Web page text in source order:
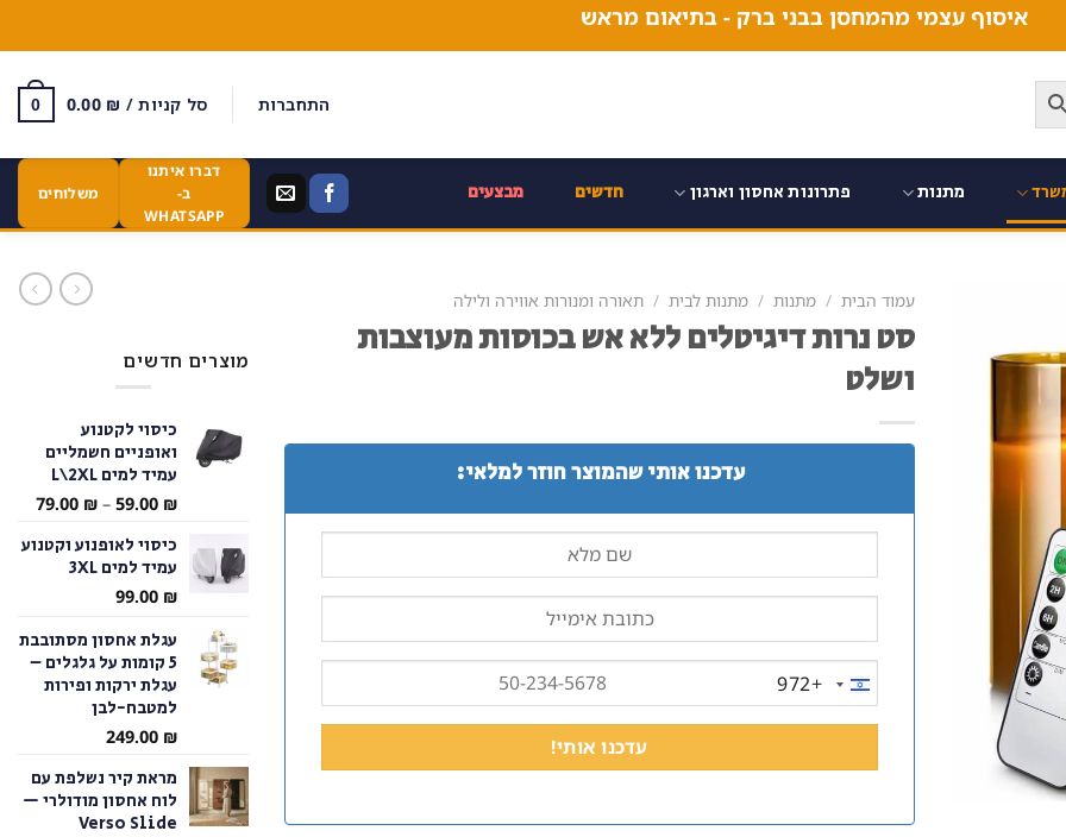
איסוף עצמי מהמחסן בבני ברק - בתיאום מראש
התחברות סל קניות / 0.00 ₪
0
מתנות פתרונות אחסון וארגון חדשים מבצעים
דברו איתנו
ב-
WHATSAPP
משלוחים
עמוד הבית / מתנות / מתנות לבית / תאורה ומנורות אווירה ולילה
סט נרות דיגיטלים ללא אש בכוסות מעוצבות
ושלט
עדכנו אותי שהמוצר חוזר למלאי:
ISRAEL
+972
+972
מוצרים חדשים
כיסוי לקטנוע
ואופניים חשמליים
עמיד למים L\2XL
59.00 ₪
–
79.00 ₪
טווח
כיסוי לאופנוע וקטנוע
עמיד למים 3XL
99.00 ₪
עגלת אחסון מסתובבת
5 קומות על גלגלים –
עגלת ירקות ופירות
למטבח-לבן
249.00 ₪
מראת קיר נשלפת עם
לוח אחסון מודולרי —
Verso Slide